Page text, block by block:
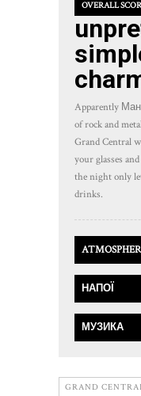
OVERALL
Apparently
of rock and
Grand Central
your glasses
the night only
drinks.
НАПОЇ
МУЗИКА
GRAND